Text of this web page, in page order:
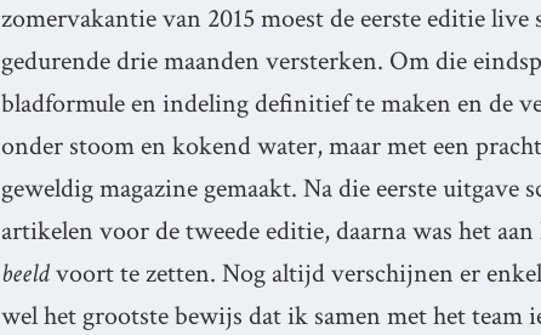
zomervakantie van 2015 moest de eerste editie
gedurende drie maanden versterken. Om die
bladformule en indeling definitief te maken en de
onder stoom en kokend water, maar met een
geweldig magazine gemaakt. Na die eerste uitgave
artikelen voor de tweede editie, daarna was het
beeldvoort te zetten. Nog altijd verschijnen er
wel het grootste bewijs dat ik samen met het team